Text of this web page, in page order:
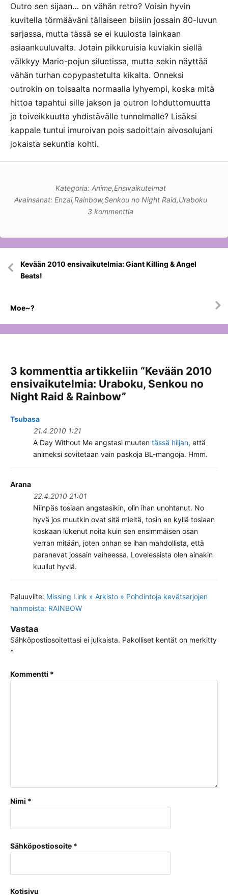
Outro sen sijaan… on vähän retro? Voisin hyvin
kuvitella törmääväni tällaiseen biisiin jossain 80-luvun
sarjassa, mutta tässä se ei kuulosta lainkaan
asiaankuuluvalta. Jotain pikkuruisia kuviakin siellä
välkkyy Mario-pojun siluetissa, mutta sekin näyttää
vähän turhan copypastetulta kikalta. Onneksi
outrokin on toisaalta normaalia lyhyempi, koska mitä
hittoa tapahtui sille jakson ja outron lohduttomuutta
ja toiveikkuutta yhdistävälle tunnelmalle? Lisäksi
kappale tuntui imuroivan pois sadoittain aivosolujani
jokaista sekuntia kohti.
Kategoria: Anime,Ensivaikutelmat
Avainsanat: Enzai,Rainbow,Senkou no Night Raid,Uraboku
3 kommenttia
selausKevään 2010 ensivaikutelmia: Giant Killing & Angel
Beats!
Moe~?
3 kommenttia artikkeliin “Kevään 2010
ensivaikutelmia: Uraboku, Senkou no
Night Raid & Rainbow”
Tsubasa
21.4.2010 1:21
A Day Without Me angstasi muuten tässä hiljan, että
animeksi sovitetaan vain paskoja BL-mangoja. Hmm.
Arana
22.4.2010 21:01
Niinpäs tosiaan angstasikin, olin ihan unohtanut. No
hyvä jos muutkin ovat sitä mieltä, tosin en kyllä tosiaan
koskaan lukenut noita kuin sen ensimmäisen osan
verran mitään, joten onhan se ihan mahdollista, että
paranevat jossain vaiheessa. Lovelessista olen ainakin
kuullut hyviä.
Paluuviite: Missing Link » Arkisto » Pohdintoja kevätsarjojen
hahmoista: RAINBOW
Vastaa
Sähköpostiosoitettasi ei julkaista. Pakolliset kentät on merkitty
*
Kommentti *
Nimi *
Sähköpostiosoite *
Kotisivu